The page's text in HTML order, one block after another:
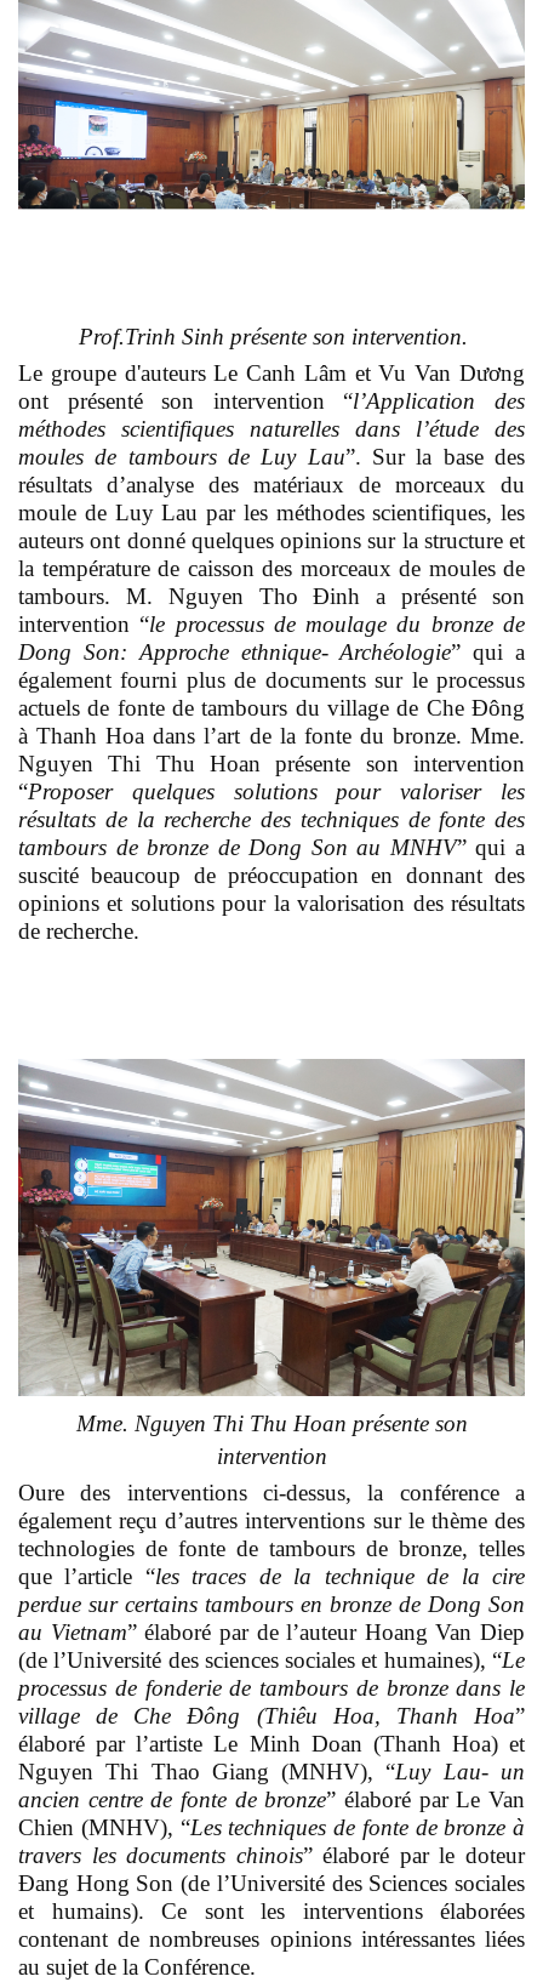
Prof.Trinh Sinh présente son intervention.
Le groupe d'auteurs Le Canh Lâm et Vu Van Dương
ont présenté son intervention “l’Application des
méthodes scientifiques naturelles dans l’étude des
moules de tambours de Luy Lau”. Sur la base des
résultats d’analyse des matériaux de morceaux du
moule de Luy Lau par les méthodes scientifiques, les
auteurs ont donné quelques opinions sur la structure et
la température de caisson des morceaux de moules de
tambours. M. Nguyen Tho Đinh a présenté son
intervention “le processus de moulage du bronze de
Dong Son: Approche ethnique- Archéologie” qui a
également fourni plus de documents sur le processus
actuels de fonte de tambours du village de Che Đông
à Thanh Hoa dans l’art de la fonte du bronze. Mme.
Nguyen Thi Thu Hoan présente son intervention
“Proposer quelques solutions pour valoriser les
résultats de la recherche des techniques de fonte des
tambours de bronze de Dong Son au MNHV” qui a
suscité beaucoup de préoccupation en donnant des
opinions et solutions pour la valorisation des résultats
de recherche.
Mme. Nguyen Thi Thu Hoan présente son
intervention
Oure des interventions ci-dessus, la conférence a
également reçu d’autres interventions sur le thème des
technologies de fonte de tambours de bronze, telles
que l’article “les traces de la technique de la cire
perdue sur certains tambours en bronze de Dong Son
au Vietnam” élaboré par de l’auteur Hoang Van Diep
(de l’Université des sciences sociales et humaines), “Le
processus de fonderie de tambours de bronze dans le
village de Che Đông (Thiêu Hoa, Thanh Hoa”
élaboré par l’artiste Le Minh Doan (Thanh Hoa) et
Nguyen Thi Thao Giang (MNHV), “Luy Lau- un
ancien centre de fonte de bronze” élaboré par Le Van
Chien (MNHV), “Les techniques de fonte de bronze à
travers les documents chinois” élaboré par le doteur
Đang Hong Son (de l’Université des Sciences sociales
et humains). Ce sont les interventions élaborées
contenant de nombreuses opinions intéressantes liées
au sujet de la Conférence.